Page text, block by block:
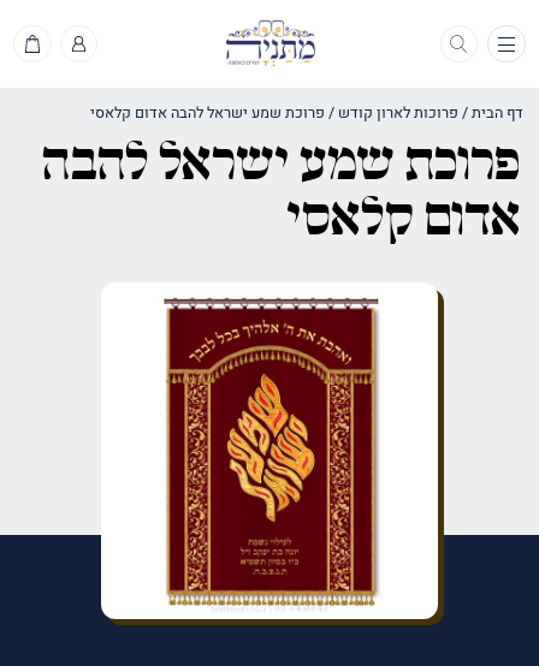
תפריט
דף הבית/ פרוכות לארון קודש / פרוכת שמע ישראל להבה אדום קלאסי
פרוכת שמע ישראל להבה
אדום קלאסי